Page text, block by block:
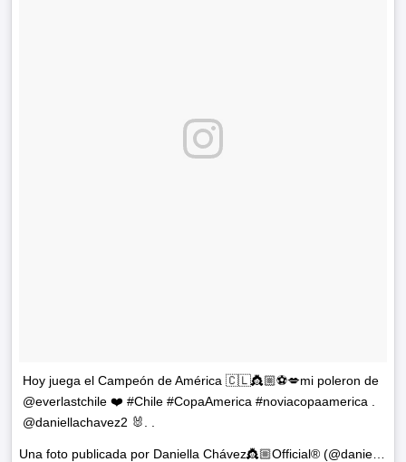
Hoy juega el Campeón de América 🇨🇱👸🏼⚽️💋mi poleron de
@everlastchile ❤️ #Chile #CopaAmerica #noviacopaamerica .
@daniellachavez2 🐰. .